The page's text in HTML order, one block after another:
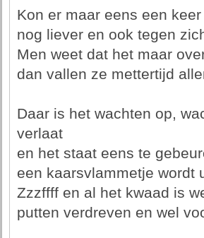
Kon er maar eens een
nog liever en ook tegen
Men weet dat het maar
dan vallen ze mettertijd
Daar is het wachten op,
verlaat
en het staat eens te
een kaarsvlammetje wordt
Zzzffff en al het kwaad is
putten verdreven en wel